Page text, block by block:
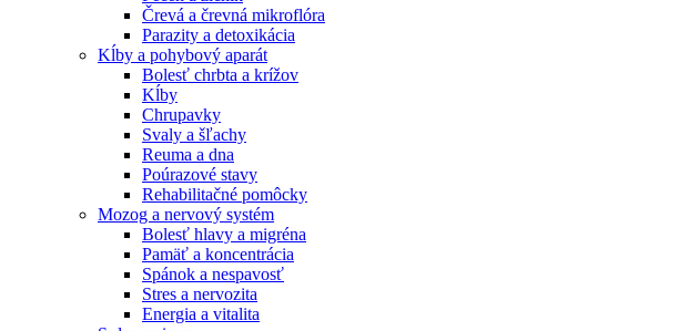
Črevá a črevná mikroflóra
Parazity a detoxikácia
Kĺby a pohybový aparát
Bolesť chrbta a krížov
Kĺby
Chrupavky
Svaly a šľachy
Reuma a dna
Poúrazové stavy
Rehabilitačné pomôcky
Mozog a nervový systém
Bolesť hlavy a migréna
Pamäť a koncentrácia
Spánok a nespavosť
Stres a nervozita
Energia a vitalita